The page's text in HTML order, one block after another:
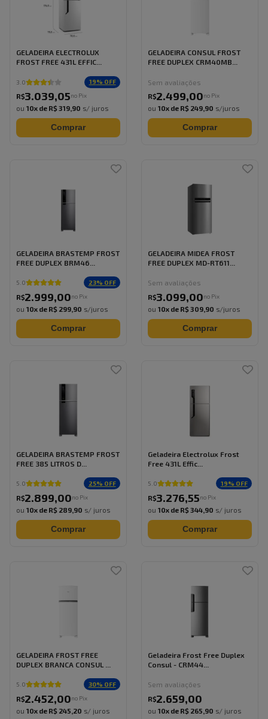
GELADEIRA ELECTROLUX
FROST FREE 431L EFFIC...
3.0 19% OFF
R$3.039,05no Pix
ou 10x de R$ 319,90 s/ juros
Comprar
GELADEIRA CONSUL FROST
FREE DUPLEX CRM40MB...
Sem avaliações
R$2.499,00no Pix
ou 10x de R$ 249,90 s/juros
Comprar
GELADEIRA BRASTEMP FROST
FREE DUPLEX BRM46...
5.0 23% OFF
R$2.999,00no Pix
ou 10x de R$ 299,90 s/juros
Comprar
GELADEIRA MIDEA FROST
FREE DUPLEX MD-RT611...
Sem avaliações
R$3.099,00no Pix
ou 10x de R$ 309,90 s/juros
Comprar
GELADEIRA BRASTEMP FROST
FREE 385 LITROS D...
5.0 25% OFF
R$2.899,00no Pix
ou 10x de R$ 289,90 s/ juros
Comprar
Geladeira Electrolux Frost
Free 431L Effic...
5.0 19% OFF
R$3.276,55no Pix
ou 10x de R$ 344,90 s/ juros
Comprar
GELADEIRA FROST FREE
DUPLEX BRANCA CONSUL ...
5.0 30% OFF
R$2.452,00no Pix
ou 10x de R$ 245,20 s/ juros
Geladeira Frost Free Duplex
Consul - CRM44...
Sem avaliações
R$2.659,00
ou 10x de R$ 265,90 s/ juros